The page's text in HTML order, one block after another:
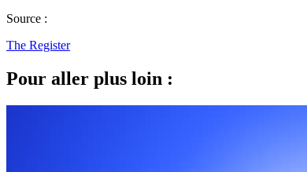
Source :
The Register
Pour aller plus loin :